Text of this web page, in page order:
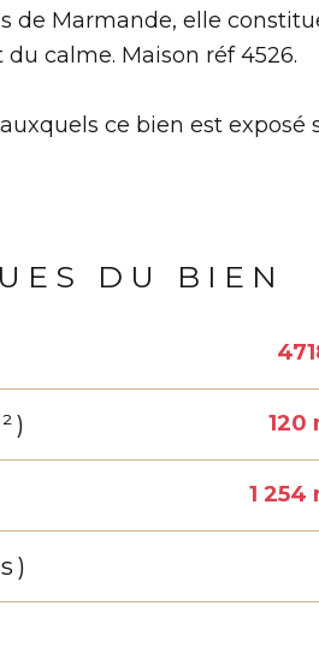
de Marmande, elle
calme. Maison réf 4526.
ce bien est exposé
DU BIEN
120
1 254